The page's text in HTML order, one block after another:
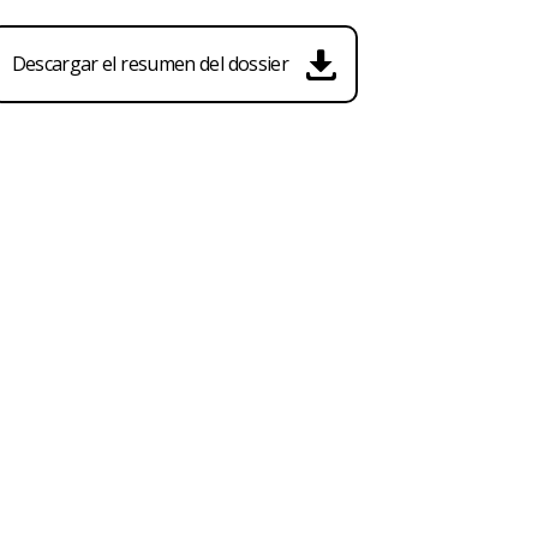
Descargar el resumen del dossier